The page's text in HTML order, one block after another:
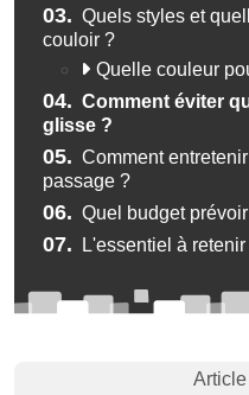
03. Quels styles et
couloir ?
Quelle couleur
04. Comment éviter
glisse ?
05. Comment
passage ?
06. Quel budget
07. L'essentiel à retenir